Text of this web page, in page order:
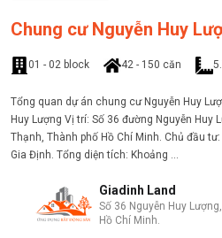
Chung cư Nguyễn Huy
01 - 02 block 42 - 150 căn
Tổng quan dự án chung cư Nguyễn Huy
Huy Lượng Vị trí: Số 36 đường Nguyễn Huy
Thạnh, Thành phố Hồ Chí Minh. Chủ đầu
Gia Định. Tổng diện tích: Khoảng ...
Giadinh Land
Số 36 Nguyễn Huy
Hồ Chí Minh.